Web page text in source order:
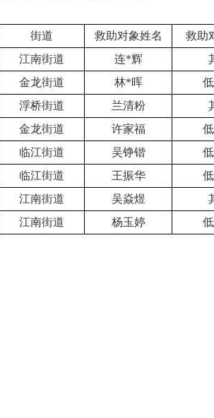
街道 救助对象姓名 救助
江南街道 连*辉
金龙街道 林*晖
浮桥街道 兰清粉
金龙街道 许家福
临江街道 吴铮锴
临江街道 王振华
江南街道 吴焱煜
江南街道 杨玉婷